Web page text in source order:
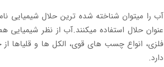
آب را میتوان شناخته شده ترین حلال شیمیایی
عنوان حلال استفاده میکنند.آب از نظر
فلزی، انواع چسب های قوی، الکل ها و قلیاها
دارد.